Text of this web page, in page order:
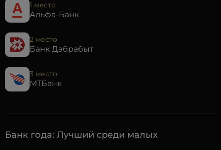
1 место
Альфа-Банк
2 место
Банк Дабрабыт
3 место
МТБанк
Банк года: Лучший среди малых